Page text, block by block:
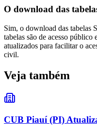
O download das
Sim, o download das tabelas
tabelas são de acesso
atualizados para facilitar o
civil.
Veja também
CUB Piauí (PI)